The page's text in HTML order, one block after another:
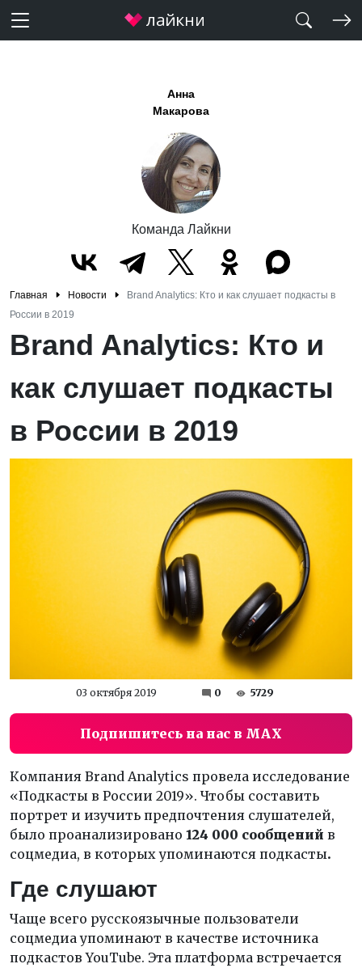
Анна
Макарова
Команда Лайкни
Главная Новости
Brand Analytics: Кто и как слушает подкасты в
России в 2019
Brand Analytics: Кто и
как слушает подкасты
в России в 2019
03 октября 2019 0 5729
Подпишитесь на нас в MAX
Компания Brand Analytics провела исследование
«Подкасты в России 2019». Чтобы составить
портрет и изучить предпочтения слушателей,
было проанализировано 124 000 сообщений в
соцмедиа, в которых упоминаются подкасты.
Где слушают
Чаще всего русскоязычные пользователи
соцмедиа упоминают в качестве источника
подкастов YouTube. Эта платформа встречается